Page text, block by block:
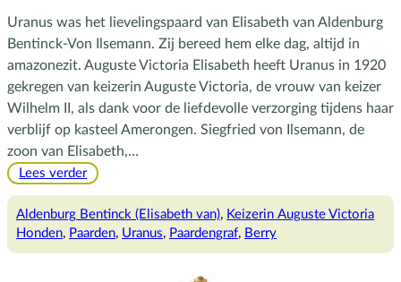
Uranus was het lievelingspaard van Elisabeth van Aldenburg
Bentinck-Von Ilsemann. Zij bereed hem elke dag, altijd in
amazonezit. Auguste Victoria Elisabeth heeft Uranus in 1920
gekregen van keizerin Auguste Victoria, de vrouw van keizer
Wilhelm II, als dank voor de liefdevolle verzorging tijdens haar
verblijf op kasteel Amerongen. Siegfried von Ilsemann, de
zoon van Elisabeth,…
Lees verder:
Aldenburg Bentinck (Elisabeth van), Keizerin Auguste Victoria
Honden, Paarden, Uranus, Paardengraf, Berry